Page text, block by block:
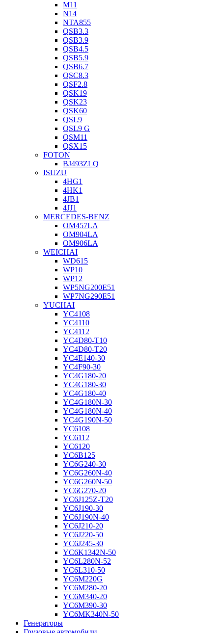
M11
N14
NTA855
QSB3.3
QSB3.9
QSB4.5
QSB5.9
QSB6.7
QSC8.3
QSF2.8
QSK19
QSK23
QSK60
QSL9
QSL9 G
QSM11
QSX15
FOTON
BJ493ZLQ
ISUZU
4HG1
4HK1
4JB1
4JJ1
MERCEDES-BENZ
OM457LA
OM904LA
OM906LA
WEICHAI
WD615
WP10
WP12
WP5NG200E51
WP7NG290E51
YUCHAI
YC4108
YC4110
YC4112
YC4D80-T10
YC4D80-T20
YC4E140-30
YC4F90-30
YC4G180-20
YC4G180-30
YC4G180-40
YC4G180N-30
YC4G180N-40
YC4G190N-50
YC6108
YC6112
YC6120
YC6B125
YC6G240-30
YC6G260N-40
YC6G260N-50
YC6G270-20
YC6J125Z-T20
YC6J190-30
YC6J190N-40
YC6J210-20
YC6J220-50
YC6J245-30
YC6K1342N-50
YC6L280N-52
YC6L310-50
YC6M220G
YC6M280-20
YC6M340-20
YC6M390-30
YC6MK340N-50
Генераторы